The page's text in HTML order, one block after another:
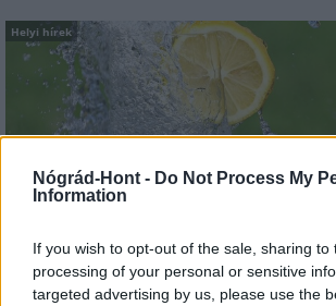
Nógrád-Hont - Do Not Process My
Information
If you wish to opt-out of the sale, sharing to
processing of your personal or sensitive
targeted advertising by us, please use the
Helyi hírek